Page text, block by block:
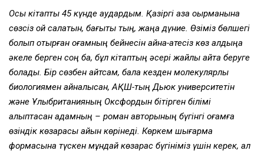
Осы кітапты 45 күнде аудардым. Қазіргі қазақ оқырманына
сөзсіз ой салатын, бағыты тың, жаңа дүние. Өзіміз бөлшегі
болып отырған қоғамның бейнесін айна-қатесіз көз алдыңа
әкеле берген соң ба, бұл кітаптың әсері жайлы айта беруге
болады. Бір сөзбен айтсам, бала кезден молекулярлық
биологиямен айналысқан, АҚШ-тың Дьюк университетін
және Ұлыбританияның Оксфордын бітірген білімі
қалыптасқан адамның – роман авторының бүгінгі қоғамға
өзіндік көзқарасы айқын көрінеді. Көркем шығарма
формасына түскен мұндай көзқарас бүгініміз үшін керек, ал